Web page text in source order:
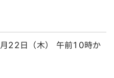
22日（木） 午前10時か